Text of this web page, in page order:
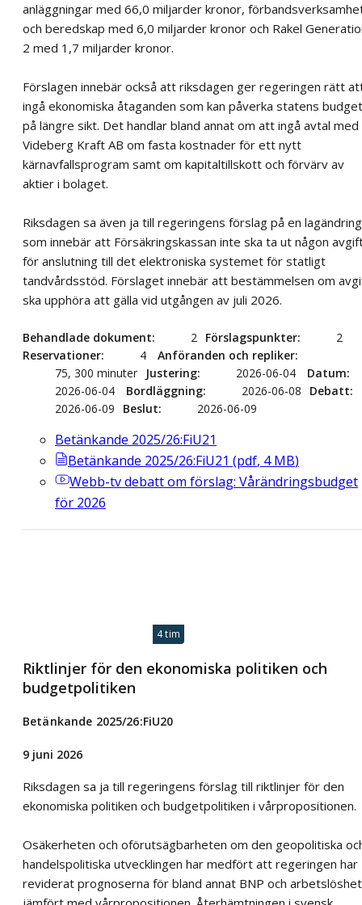
anläggningar med 66,0 miljarder kronor,
och beredskap med 6,0 miljarder kronor och Rakel
2 med 1,7 miljarder kronor.
Förslagen innebär också att riksdagen ger regeringen rätt
ingå ekonomiska åtaganden som kan påverka statens budget
på längre sikt. Det handlar bland annat om att ingå avtal med
Videberg Kraft AB om fasta kostnader för ett nytt
kärnavfallsprogram samt om kapitaltillskott och förvärv av
aktier i bolaget.
Riksdagen sa även ja till regeringens förslag på en lagändring
som innebär att Försäkringskassan inte ska ta ut någon
för anslutning till det elektroniska systemet för statligt
tandvårdsstöd. Förslaget innebär att bestämmelsen om
ska upphöra att gälla vid utgången av juli 2026.
Behandlade dokument 2 Förslagspunkter
2
Reservationer
4
Anföranden och repliker
75, 300 minuter
Justering 2026-06-04
Datum
2026-06-04
Bordläggning 2026-06-08
Debatt
2026-06-09
Beslut 2026-06-09
Betänkande 2025/26:FiU21
Betänkande 2025/26:FiU21 (pdf, 4 MB)
Webb-tvdebatt om förslag: Vårändringsbudget
för 2026
4 tim
Riktlinjer för den ekonomiska politiken och
budgetpolitiken
Betänkande 2025/26:FiU20
9 juni 2026
Riksdagen sa ja till regeringens förslag till riktlinjer för den
ekonomiska politiken och budgetpolitiken i vårpropositionen.
Osäkerheten och oförutsägbarheten om den geopolitiska
handelspolitiska utvecklingen har medfört att regeringen har
reviderat prognoserna för bland annat BNP och arbetslöshet